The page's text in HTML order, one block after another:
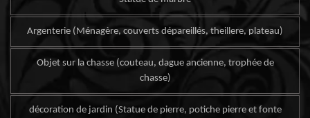
Argenterie (Ménagère, couverts dépareillés, theillere, plateau)
Objet sur la chasse (couteau, dague ancienne, trophée de
chasse)
décoration de jardin (Statue de pierre, potiche pierre et fonte